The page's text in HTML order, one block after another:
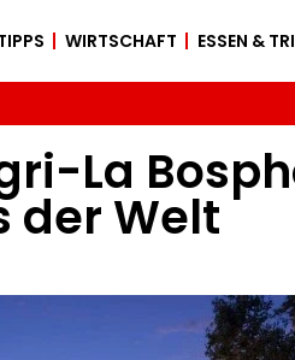
WIRTSCHAFT ESSEN &
La
der Welt